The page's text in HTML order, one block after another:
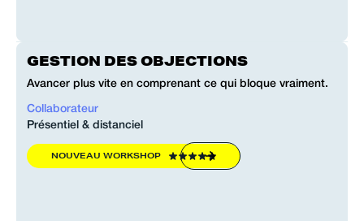
GESTION DES OBJECTIONS
Avancer plus vite en comprenant ce qui bloque vraiment.
Collaborateur
Présentiel & distanciel
NOUVEAU WORKSHOP